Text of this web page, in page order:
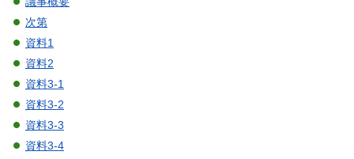
次第
資料1
資料2
資料3-1
資料3-2
資料3-3
資料3-4